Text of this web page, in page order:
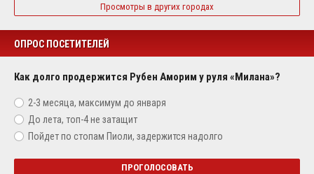
Просмотры в других городах
ОПРОС ПОСЕТИТЕЛЕЙ
Как долго продержится Рубен Аморим у руля «Милана»?
2-3 месяца, максимум до января
До лета, топ-4 не затащит
Пойдет по стопам Пиоли, задержится надолго
ПРОГОЛОСОВАТЬ